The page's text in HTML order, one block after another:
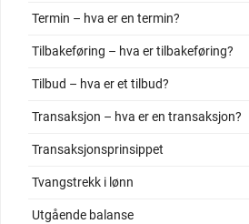
Termin – hva er en termin?
Tilbakeføring – hva er tilbakeføring?
Tilbud – hva er et tilbud?
Transaksjon – hva er en transaksjon?
Transaksjonsprinsippet
Tvangstrekk i lønn
Utgående balanse